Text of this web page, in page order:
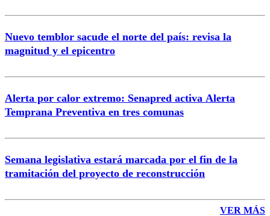
Nuevo temblor sacude el norte del país: revisa la
magnitud y el epicentro
Alerta por calor extremo: Senapred activa Alerta
Temprana Preventiva en tres comunas
Semana legislativa estará marcada por el fin de la
tramitación del proyecto de reconstrucción
VER MÁS